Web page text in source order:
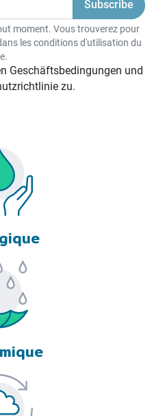
moment. Vous trouverez pour
les conditions d'utilisation du
Geschäftsbedingungen und
zu.